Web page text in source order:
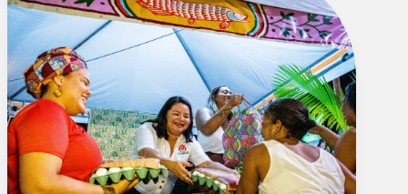
leva
à
COP30
manifesto
que
denuncia
graves
retrocessos